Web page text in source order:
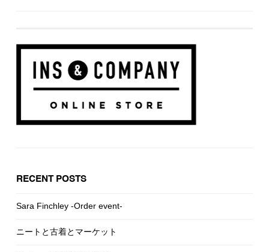
RECENT POSTS
Sara Finchley -Order event-
ニートと古着とマーケット